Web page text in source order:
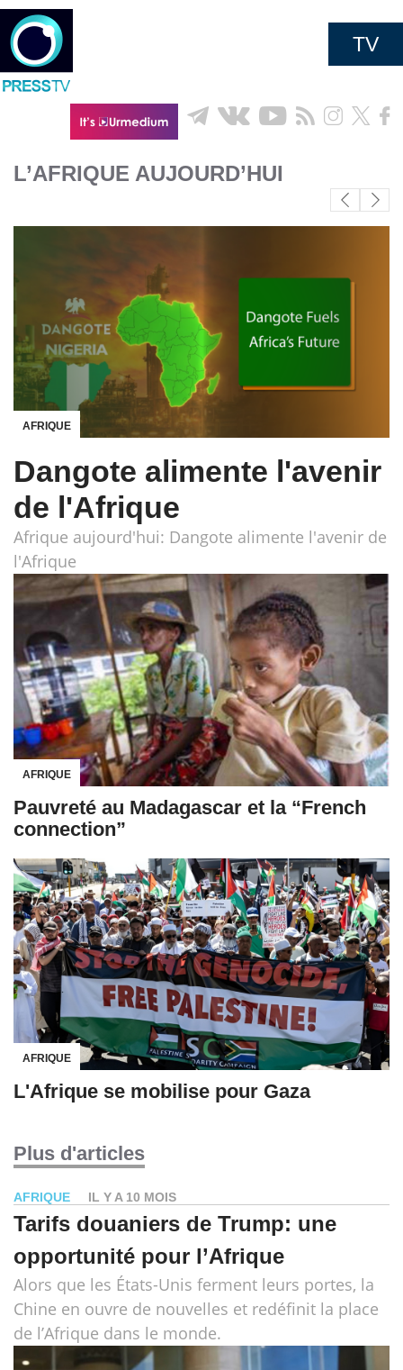
TV
L’AFRIQUE AUJOURD’HUI
AFRIQUE
Dangote alimente l'avenir
de l'Afrique
Afrique aujourd'hui: Dangote alimente l'avenir de
l'Afrique
AFRIQUE
Pauvreté au Madagascar et la “French
connection”
AFRIQUE
L'Afrique se mobilise pour Gaza
Plus d'articles
AFRIQUE IL Y A 10 MOIS
Tarifs douaniers de Trump: une
opportunité pour l’Afrique
Alors que les États-Unis ferment leurs portes, la
Chine en ouvre de nouvelles et redéfinit la place
de l’Afrique dans le monde.